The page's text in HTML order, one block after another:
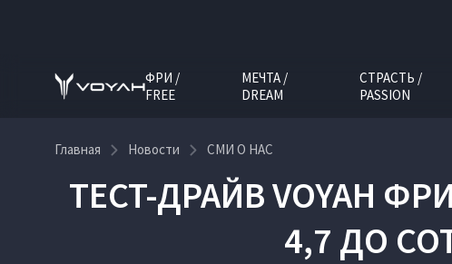
ФРИ /
FREE
МЕЧТА /
DREAM
СТРАСТЬ /
PASSION
Главная Новости СМИ О НАС
ТЕСТ-ДРАЙВ VOYAH
4,7 ДО